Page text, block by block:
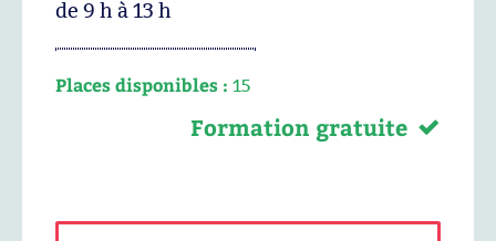
de 9 h à 13 h
Places disponibles : 15
Formation gratuite